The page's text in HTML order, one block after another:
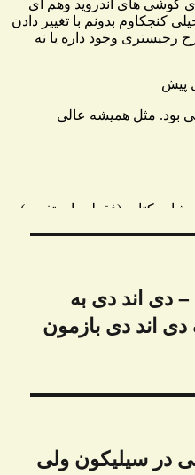
رادیوگیک شماره ۰۸۰ – دی اند دی به
اند دی بازمون
در سیلیکون ولی